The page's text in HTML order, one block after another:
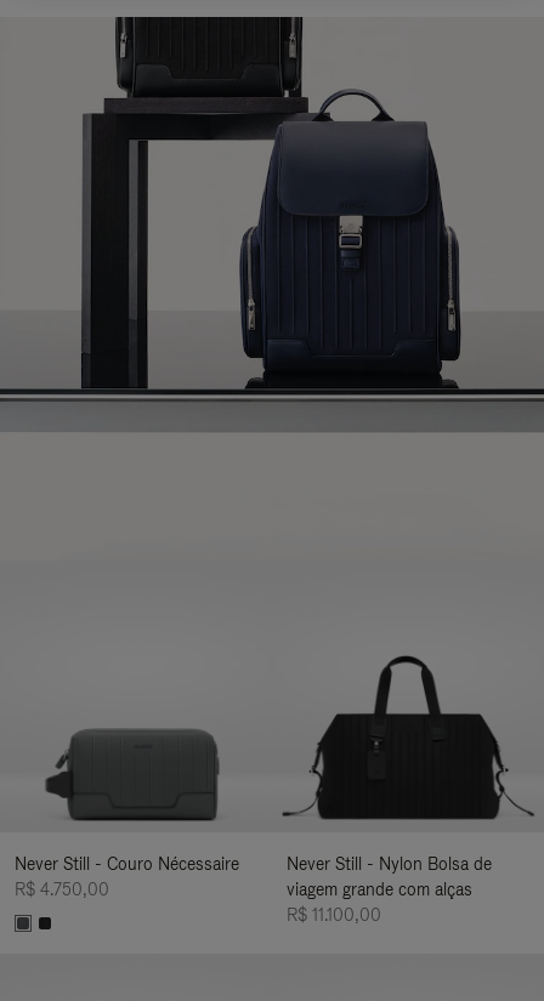
Never Still - Couro Nécessaire
R$ 4.750,00
Never Still - Nylon Bolsa de
viagem grande com alças
R$ 11.100,00